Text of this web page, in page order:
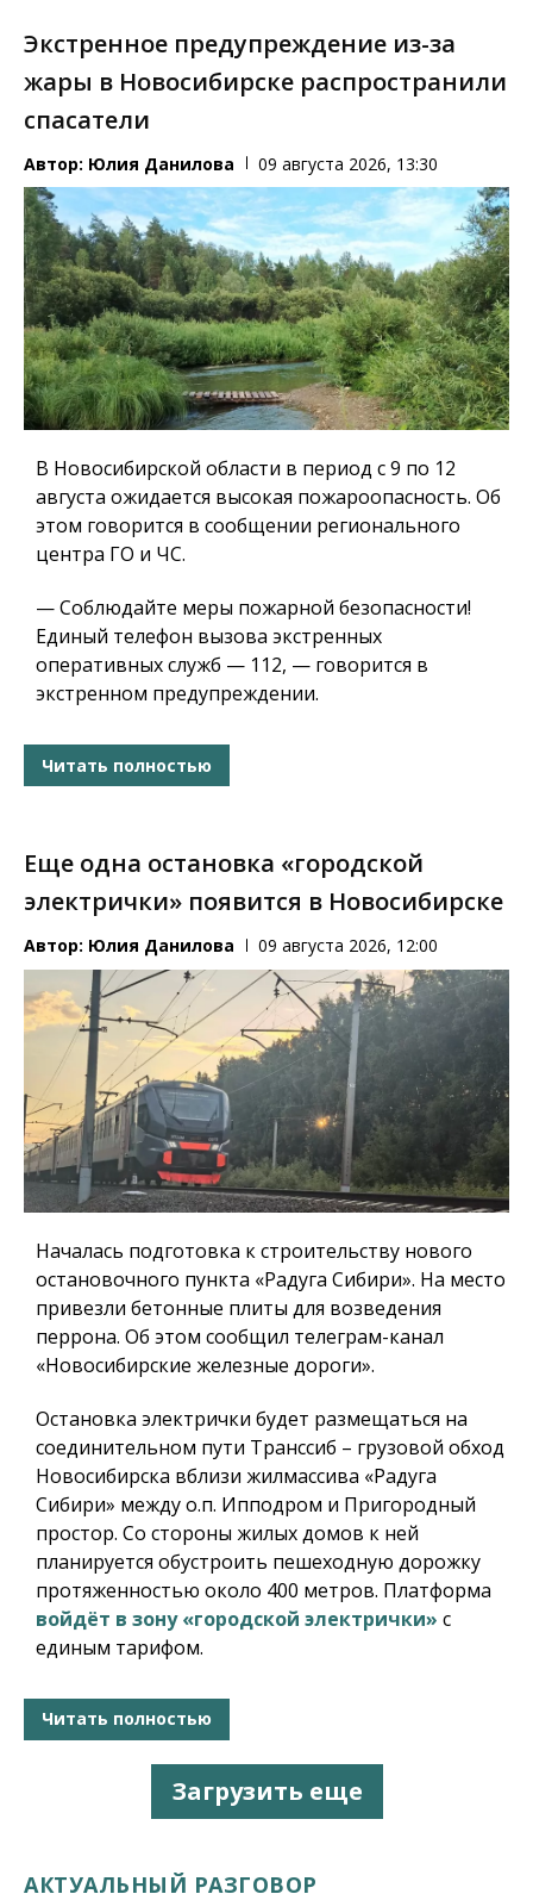
Экстренное предупреждение из-за
жары в Новосибирске распространили
спасатели
Автор: Юлия Данилова 09 августа 2026, 13:30
В Новосибирской области в период с 9 по 12
августа ожидается высокая пожароопасность. Об
этом говорится в сообщении регионального
центра ГО и ЧС.
— Соблюдайте меры пожарной безопасности!
Единый телефон вызова экстренных
оперативных служб — 112, — говорится в
экстренном предупреждении.
Читать полностью
Еще одна остановка «городской
электрички» появится в Новосибирске
Автор: Юлия Данилова 09 августа 2026, 12:00
Началась подготовка к строительству нового
остановочного пункта «Радуга Сибири». На место
привезли бетонные плиты для возведения
перрона. Об этом сообщил телеграм-канал
«Новосибирские железные дороги».
Остановка электрички будет размещаться на
соединительном пути Транссиб – грузовой обход
Новосибирска вблизи жилмассива «Радуга
Сибири» между о.п. Ипподром и Пригородный
простор. Со стороны жилых домов к ней
планируется обустроить пешеходную дорожку
протяженностью около 400 метров. Платформа
войдёт в зону «городской электрички» с
единым тарифом.
Читать полностью
Загрузить еще
АКТУАЛЬНЫЙ РАЗГОВОР